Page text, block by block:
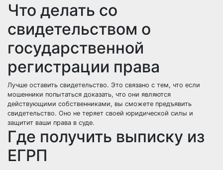
Что делать со
свидетельством о
государственной
регистрации права
Лучше оставить свидетельство. Это связано с тем, что если
мошенники попытаться доказать, что они являются
действующими собственниками, вы сможете предъявить
свидетельство. Оно не теряет своей юридической силы и
защитит ваши права в суде.
Где получить выписку из
ЕГРП